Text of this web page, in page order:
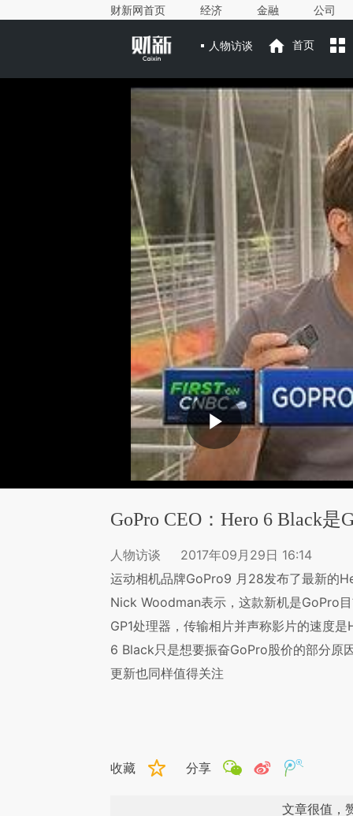
财新网首页 经济 金融 公司
人物访谈 首页
GoPro CEO：Hero 6 Black
人物访谈
2017年09月29日 16:14
运动相机品牌GoPro9 月28发布了最新的
Nick Woodman表示，这款新机是GoPro
GP1处理器，传输相片并声称影片的速度
6 Black只是想要振奋GoPro股价的部分原
更新也同样值得关注
收藏 分享
文章很值，